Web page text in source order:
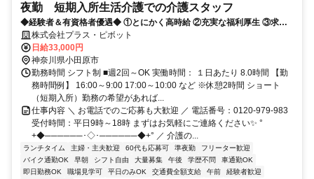
夜勤 短期入所生活介護での介護スタッフ
◆経験者＆有資格者優遇◆ ①とにかく高時給 ②充実な福利厚生 ③求人
数が豊富 だから現役の介護士から「+ホップ」が選ばれています！
株式会社プラス・ピボット
日給33,000円
神奈川県小田原市
勤務時間 シフト制 ■週2回～OK 実働時間： １日あたり 8.0時間 【勤
務時間例】 16:00～9:00 17:00～10:00 など ※休憩2時間 ショート
（短期入所）勤務の希望があれば...
仕事内容 ＼ お電話でのご応募も大歓迎 ／ 電話番号：0120-979-983
受付時間：平日9時～18時 まずはお気軽にご連絡ください✨ °
+◆──────･◇･──────◆+° ／ 介護の...
ランチタイム 主婦・主夫歓迎 60代も応募可 準夜勤
フリーター歓迎
バイク通勤OK
早朝 シフト自由 大量募集 午後 学歴不問
車通勤OK
即日勤務OK
職場見学可 平日のみOK 交通費全額支給 午前
経験者歓迎